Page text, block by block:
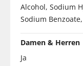
Alcohol, Sodium
Sodium
Damen & Herren
Ja